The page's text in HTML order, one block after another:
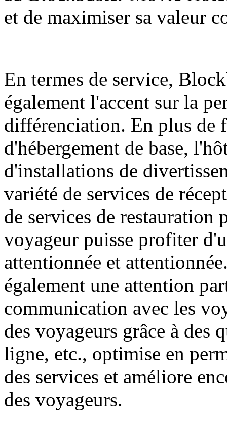
et de maximiser sa valeur
En termes de service,
également l'accent sur la
différenciation. En plus de
d'hébergement de base,
d'installations de
variété de services de
de services de restauration
voyageur puisse profiter
attentionnée et
également une attention
communication avec les
des voyageurs grâce à des
ligne, etc., optimise en
des services et améliore
des voyageurs.